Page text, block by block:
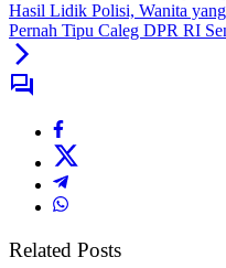
Hasil Lidik Polisi, Wanita
Pernah Tipu Caleg DPR RI
Related Posts